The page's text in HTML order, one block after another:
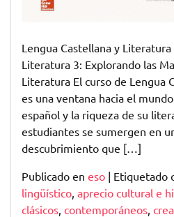
Lengua Castellana y
Literatura 3: Explorando las
Literatura El curso de Lengua
es una ventana hacia el
español y la riqueza de su
estudiantes se sumergen en
descubrimiento que […]
Publicado en eso | Etiquetado
lingüístico, aprecio cultural e
clásicos, contemporáneos,